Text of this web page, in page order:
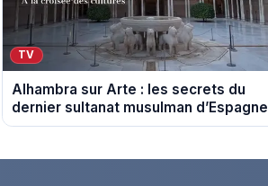
TV
Alhambra sur Arte : les secrets du
dernier sultanat musulman d’Espagne